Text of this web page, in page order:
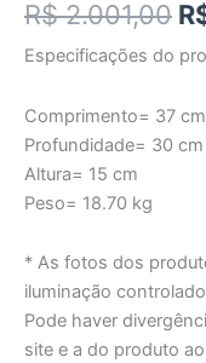
R$2.001,00
Especificações do
Comprimento= 37 cm
Profundidade= 30 cm
Altura= 15 cm
Peso= 18.70 kg
* As fotos dos
iluminação
Pode haver
site e a do produto